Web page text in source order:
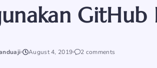
GitHub
August 4, 2019 2 comments